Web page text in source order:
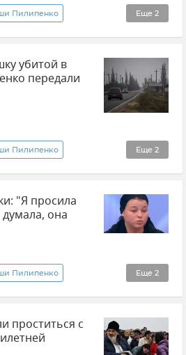
Еще 2
Пилипенко
убитой в
передали
Еще 2
Пилипенко
"Я просила
она
Еще 2
Пилипенко
проститься с